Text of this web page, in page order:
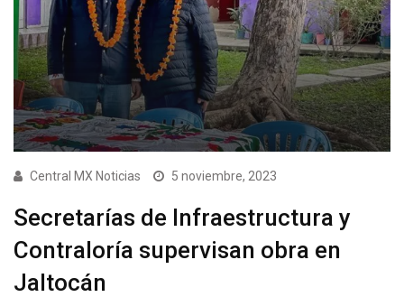
Central MX Noticias 5 noviembre, 2023
Secretarías de Infraestructura y
Contraloría supervisan obra en
Jaltocán